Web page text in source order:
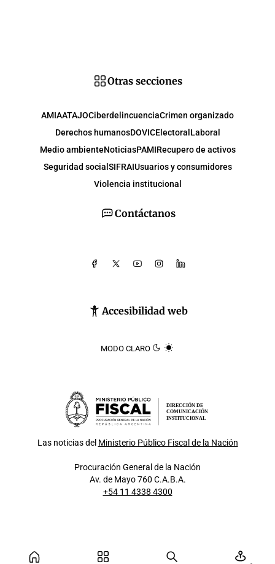
Contáctanos
Accesibilidad web
MODO CLARO
Otras secciones
AMIAATAJOCiberdelincuenciaCrimen organizado
Derechos humanosDOVICElectoral Laboral
Medio ambienteNoticiasPAMIRecupero de activos
Seguridad social SIFRAIUsuarios y consumidores
Violencia institucional
DIRECCIÓN DE
COMUNICACIÓN
INSTITUCIONAL
Las noticias del Ministerio Público Fiscal de la Nación
Procuración General de la Nación
Av. de Mayo 760 C.A.B.A.
+54 11 4338 4300